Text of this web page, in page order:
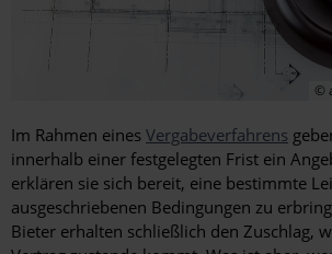
©
Im Rahmen eines Vergabeverfahrens
innerhalb einer festgelegten Frist ein
erklären sie sich bereit, eine bestimmte
ausgeschriebenen Bedingungen zu
Bieter erhalten schließlich den Zuschlag,